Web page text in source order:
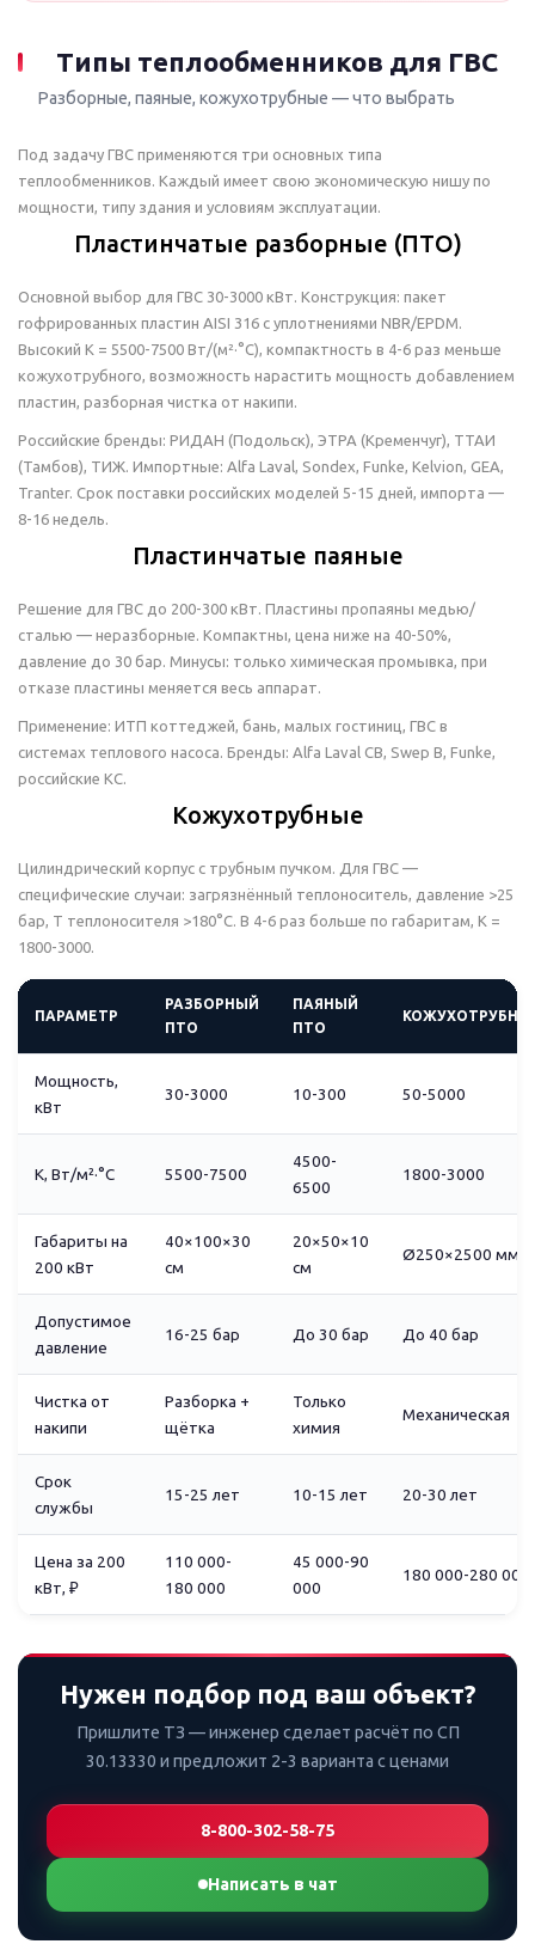
Типы теплообменников для ГВС
Разборные, паяные, кожухотрубные — что выбрать
Под задачу ГВС применяются три основных типа
теплообменников. Каждый имеет свою экономическую нишу по
мощности, типу здания и условиям эксплуатации.
Пластинчатые разборные (ПТО)
Основной выбор для ГВС 30-3000 кВт. Конструкция: пакет
гофрированных пластин AISI 316 с уплотнениями NBR/EPDM.
Высокий K = 5500-7500 Вт/(м²·°C), компактность в 4-6 раз меньше
кожухотрубного, возможность нарастить мощность добавлением
пластин, разборная чистка от накипи.
Российские бренды: РИДАН (Подольск), ЭТРА (Кременчуг), ТТАИ
(Тамбов), ТИЖ. Импортные: Alfa Laval, Sondex, Funke, Kelvion, GEA,
Tranter. Срок поставки российских моделей 5-15 дней, импорта —
8-16 недель.
Пластинчатые паяные
Решение для ГВС до 200-300 кВт. Пластины пропаяны медью/
сталью — неразборные. Компактны, цена ниже на 40-50%,
давление до 30 бар. Минусы: только химическая промывка, при
отказе пластины меняется весь аппарат.
Применение: ИТП коттеджей, бань, малых гостиниц, ГВС в
системах теплового насоса. Бренды: Alfa Laval CB, Swep B, Funke,
российские КС.
Кожухотрубные
Цилиндрический корпус с трубным пучком. Для ГВС —
специфические случаи: загрязнённый теплоноситель, давление >25
бар, T теплоносителя >180°C. В 4-6 раз больше по габаритам, K =
1800-3000.
ПАРАМЕТР
РАЗБОРНЫЙ
ПТО
ПАЯНЫЙ
ПТО
Мощность,
кВт
30-3000 10-300 50-5000
K, Вт/м²·°C 5500-7500
4500-
6500
1800-3000
Габариты на
200 кВт
40×100×30
см
20×50×10
см
Ø250×2500 мм
Допустимое
давление
16-25 бар До 30 бар До 40 бар
Чистка от
накипи
Разборка +
щётка
Только
химия
Механическая
Срок
службы
15-25 лет 10-15 лет 20-30 лет
Цена за 200
кВт, ₽
110 000-
180 000
45 000-90
000
180 000-280 000
Нужен подбор под ваш объект?
Пришлите ТЗ — инженер сделает расчёт по СП
30.13330 и предложит 2-3 варианта с ценами
8-800-302-58-75
Написать в чат